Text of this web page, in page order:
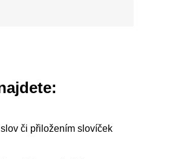
či přiložením slovíček